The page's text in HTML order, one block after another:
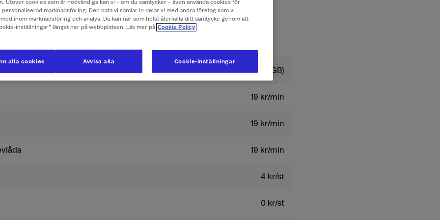
i Anguilla (Västindien)
moms.
Surfpass 269 kr/dygn (0,3 GB)
19 kr/min
19 kr/min
19 kr/min
4 kr/st
0 kr/st
Utöver cookies som är nödvändiga kan vi – om du samtycker – även använda cookies för
personaliserad marknadsföring. Den data vi samlar in delar vi med andra företag som vi
inom marknadsföring och analys. Du kan när som helst återkalla ditt samtycke genom att
inställningar” längst ner på webbplatsen. Läs mer på Cookie Policy
Cookie-inställningar
Avvisa alla
alla cookies